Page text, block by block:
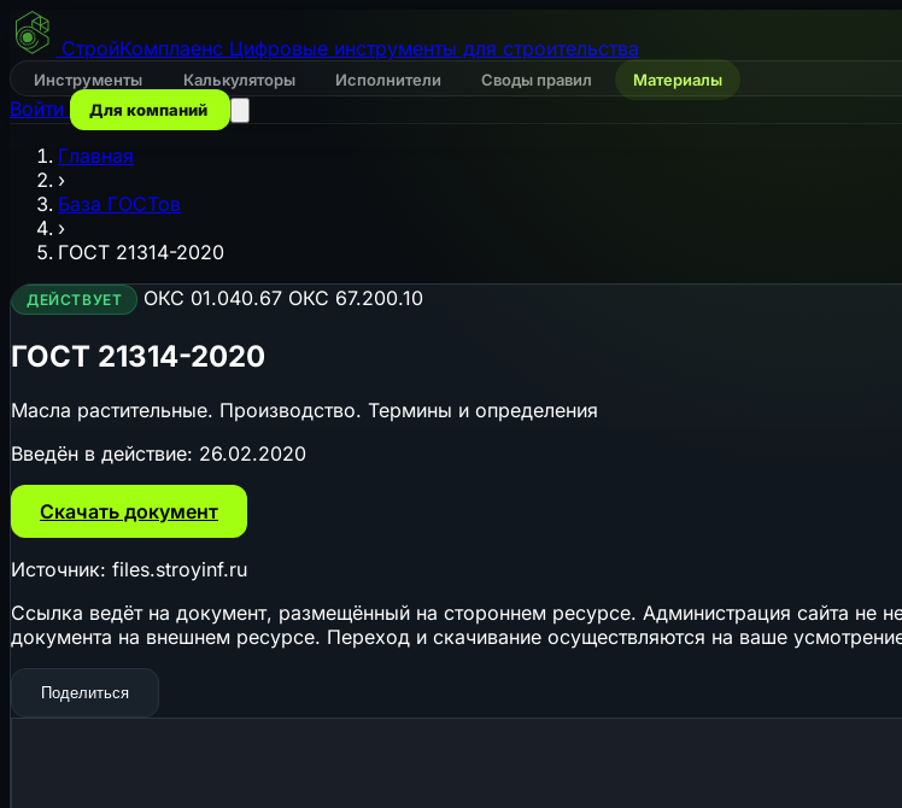
СтройКомплаенс Цифровые инструменты для строительства
Инструменты Калькуляторы Исполнители Своды правил Материалы
Войти Для компаний
Главная
›
База ГОСТов
›
ГОСТ 21314-2020
ДЕЙСТВУЕТ ОКС 01.040.67 ОКС 67.200.10
ГОСТ 21314-2020
Масла растительные. Производство. Термины и определения
Введён в действие: 26.02.2020
Скачать документ
Источник: files.stroyinf.ru
Ссылка ведёт на документ, размещённый на стороннем ресурсе. Администрация сайта не
документа на внешнем ресурсе. Переход и скачивание осуществляются на ваше
Поделиться